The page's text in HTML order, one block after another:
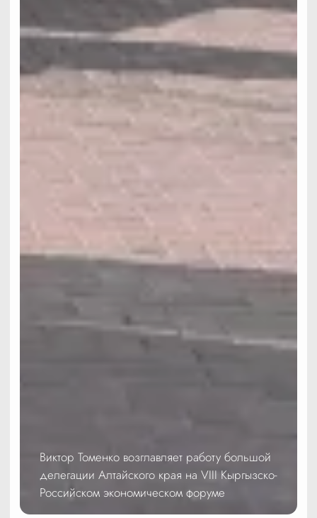
Виктор Томенко возглавляет работу большой
делегации Алтайского края на VIII Кыргызско-
Российском экономическом форуме